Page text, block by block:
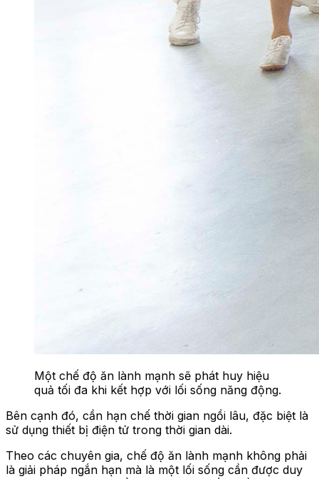
Một chế độ ăn lành mạnh sẽ phát huy hiệu
quả tối đa khi kết hợp với lối sống năng động.
Bên cạnh đó, cần hạn chế thời gian ngồi lâu, đặc biệt là
sử dụng thiết bị điện tử trong thời gian dài.
Theo các chuyên gia, chế độ ăn lành mạnh không phải
là giải pháp ngắn hạn mà là một lối sống cần được duy